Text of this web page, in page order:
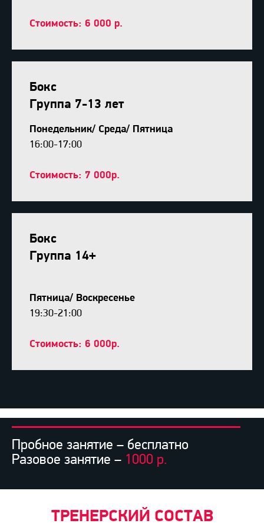
Стоимость: 6 000 р.
Бокс
Группа 7-13 лет
Понедельник/ Среда/ Пятница
16:00-17:00
Стоимость: 7 000р.
Бокс
Группа 14+
Пятница/ Воскресенье
19:30-21:00
Стоимость: 6 000р.
Пробное занятие – бесплатно
Разовое занятие – 1000 р.
ТРЕНЕРСКИЙ СОСТАВ